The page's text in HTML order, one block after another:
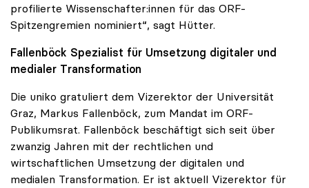
profilierte Wissenschafter:innen für das ORF-
Spitzengremien nominiert“, sagt Hütter.
Fallenböck Spezialist für Umsetzung digitaler und
medialer Transformation
Die uniko gratuliert dem Vizerektor der Universität
Graz, Markus Fallenböck, zum Mandat im ORF-
Publikumsrat. Fallenböck beschäftigt sich seit über
zwanzig Jahren mit der rechtlichen und
wirtschaftlichen Umsetzung der digitalen und
medialen Transformation. Er ist aktuell Vizerektor für